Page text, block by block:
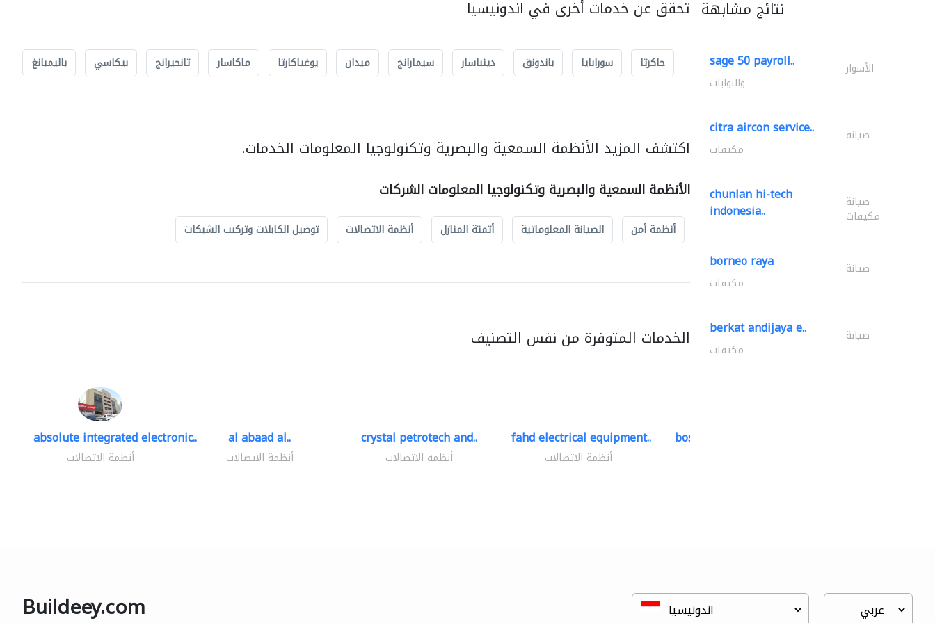
تحقق عن خدمات أخرى في اندونيسيا
جاكرتا سورابايا باندونق دينباسار سيمارانج ميدان يوغياكارتا ماكاسار تانجيرانج بيكاسي باليمبانغ
اكتشف المزيد الأنظمة السمعية والبصرية وتكنولوجيا المعلومات الخدمات.
الأنظمة السمعية والبصرية وتكنولوجيا المعلومات الشركات
أنظمة أمن الصيانة المعلوماتية أتمتة المنازل أنظمة الاتصالات توصيل الكابلات وتركيب الشبكات
الخدمات المتوفرة من نفس التصنيف
absolute integrated electronic..
أنظمة الاتصالات
al abaad al..
أنظمة الاتصالات
crystal petrotech and..
أنظمة الاتصالات
fahd electrical equipment..
أنظمة الاتصالات
bosch security systems..
نتائج مشابهة
sage 50 payroll.. الأسوار
والبوابات
citra aircon service.. صيانة
مكيفات
chunlan hi-tech
indonesia.. صيانة
مكيفات
borneo raya صيانة
مكيفات
berkat andijaya e.. صيانة
مكيفات
Buildeey.com